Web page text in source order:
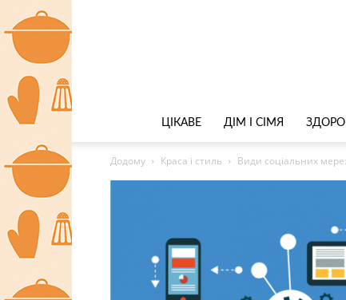
ЦІКАВЕ ДІМ І СІМЯ
Додому Краса і стиль Види соціальних